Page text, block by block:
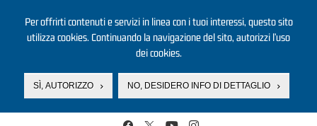
Per offrirti contenuti e servizi in linea con i tuoi interessi, questo sito
utilizza cookies. Continuando la navigazione del sito, autorizzi l’uso
dei cookies.
SÌ, AUTORIZZO NO, DESIDERO INFO DI DETTAGLIO